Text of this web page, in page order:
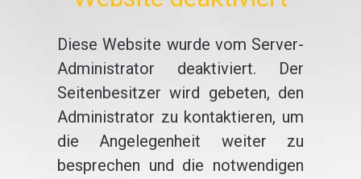
Diese Website wurde vom Server-
Administrator deaktiviert. Der
Seitenbesitzer wird gebeten, den
Administrator zu kontaktieren, um
die Angelegenheit weiter zu
besprechen und die notwendigen